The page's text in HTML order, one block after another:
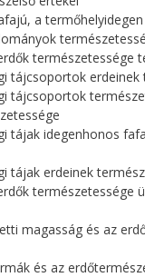
a
természetessége
tájcsoportok
tájcsoportok
tájak idegenhonos
tájak erdeinek
természetessége
magasság és az
és az